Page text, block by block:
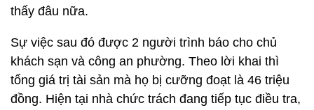
thấy đâu nữa.
Sự việc sau đó được 2 người trình báo cho chủ
khách sạn và công an phường. Theo lời khai thì
tổng giá trị tài sản mà họ bị cưỡng đoạt là 46 triệu
đồng. Hiện tại nhà chức trách đang tiếp tục điều tra,